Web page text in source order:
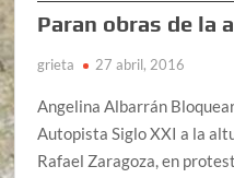
Paran obras de la
grieta 27 abril, 2016
Angelina Albarrán
Autopista Siglo XXI a la
Rafael Zaragoza, en